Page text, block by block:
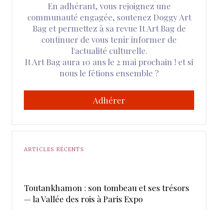
En adhérant, vous rejoignez une
communauté engagée, soutenez Doggy Art
Bag et permettez à sa revue It Art Bag de
continuer de vous tenir informer de
l'actualité culturelle.
It Art Bag aura 10 ans le 2 mai prochain ! et si
nous le fêtions ensemble ?
Adhérer
ARTICLES RÉCENTS
Toutankhamon : son tombeau et ses trésors
— la Vallée des rois à Paris Expo